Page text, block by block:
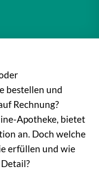
bestellen und
Rechnung?
Apotheke, bietet
an. Doch welche
erfüllen und wie